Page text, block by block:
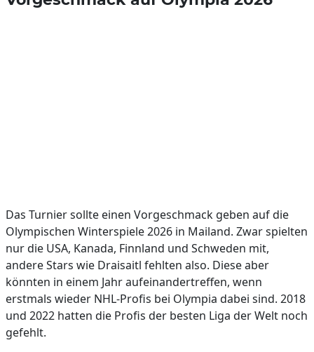
Das Turnier sollte einen Vorgeschmack geben auf die
Olympischen Winterspiele 2026 in Mailand. Zwar spielten
nur die USA, Kanada, Finnland und Schweden mit,
andere Stars wie Draisaitl fehlten also. Diese aber
könnten in einem Jahr aufeinandertreffen, wenn
erstmals wieder NHL-Profis bei Olympia dabei sind. 2018
und 2022 hatten die Profis der besten Liga der Welt noch
gefehlt.